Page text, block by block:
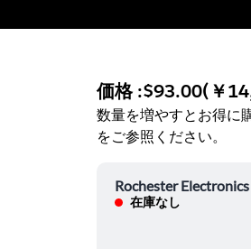
価格 :$93.00(￥
数量を増やすとお得に
をご参照ください。
Rochester Electronics
在庫なし